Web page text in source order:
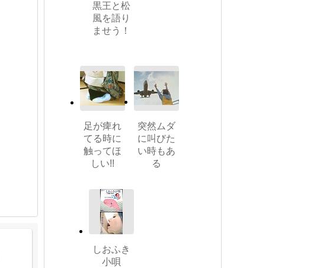
黒王と松
風を語り
ませう！
足が痺れ
てる時に
触ってほ
しい!!
突然ムダ
に叫びた
い時もあ
る
しおふき
小唄